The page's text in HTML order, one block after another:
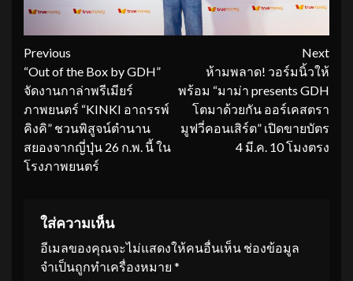
Continue
Reading
Previous
“Out of the Box by GDH”
จัดงานกาล่าพรีเมียร์
ภาพยนตร์ “KINKI อาถรรพ์
คิงคิ” ชวนพิสูจน์ตำนาน
สยองจากญี่ปุ่น 26 ก.พ. นี้ ใน
โรงภาพยนตร์
Next
ห้ามพลาด! วอร์มนิ้วให้
พร้อม “มาม่า presents GDH
โตมาด้วยกัน ออร์เคสตรา
มูฟวี่คอนเสิร์ต” เปิดขายบัตร
4 มี.ค. 10 โมงตรง
ใส่ความเห็น
อีเมลของคุณจะไม่แสดงให้คนอื่นเห็น ช่องข้อมูล
จำเป็นถูกทำเครื่องหมาย *